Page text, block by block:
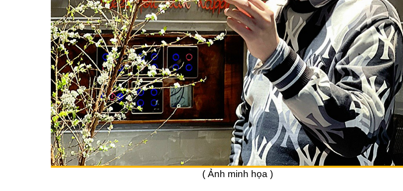
( Ảnh minh họa )